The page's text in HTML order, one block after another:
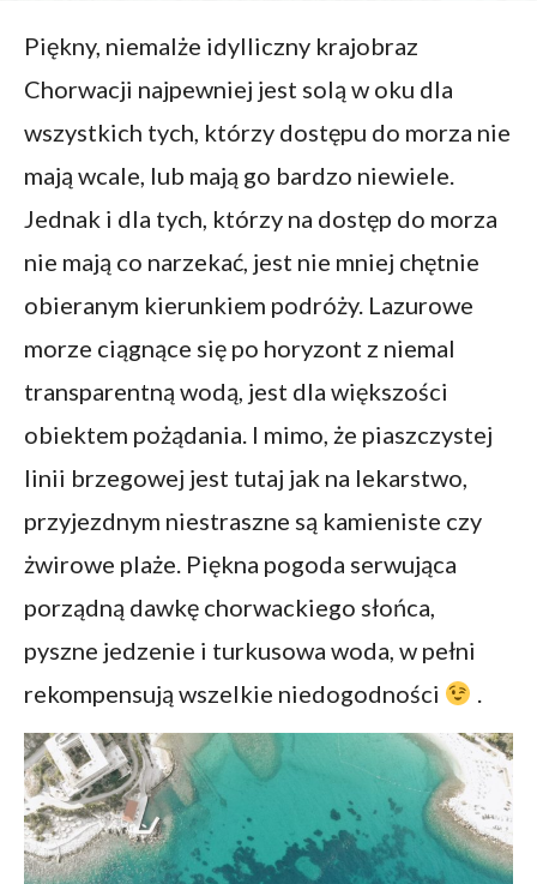
Piękny, niemalże idylliczny krajobraz
Chorwacji najpewniej jest solą w oku dla
wszystkich tych, którzy dostępu do morza nie
mają wcale, lub mają go bardzo niewiele.
Jednak i dla tych, którzy na dostęp do morza
nie mają co narzekać, jest nie mniej chętnie
obieranym kierunkiem podróży. Lazurowe
morze ciągnące się po horyzont z niemal
transparentną wodą, jest dla większości
obiektem pożądania. I mimo, że piaszczystej
linii brzegowej jest tutaj jak na lekarstwo,
przyjezdnym niestraszne są kamieniste czy
żwirowe plaże. Piękna pogoda serwująca
porządną dawkę chorwackiego słońca,
pyszne jedzenie i turkusowa woda, w pełni
rekompensują wszelkie niedogodności
.